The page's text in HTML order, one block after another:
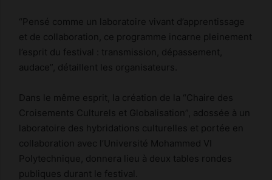
“Pensé comme un laboratoire vivant d’apprentissage
et de collaboration, ce programme incarne pleinement
l’esprit du festival : transmission, dépassement,
audace”, détaillent les organisateurs.
Dans le même esprit, la création de la “Chaire des
Croisements Culturels et Globalisation”, adossée à un
laboratoire des hybridations culturelles et portée en
collaboration avec l’Université Mohammed VI
Polytechnique, donnera lieu à deux tables rondes
publiques durant le festival.